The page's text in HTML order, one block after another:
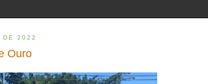
DE 2022
Ouro